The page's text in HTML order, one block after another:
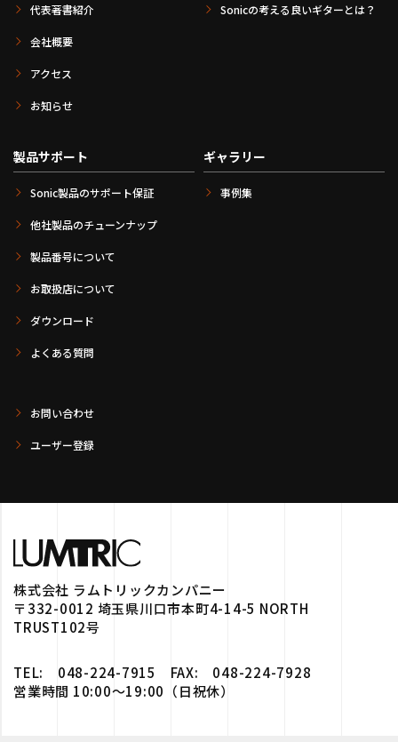
代表著書紹介
会社概要
アクセス
お知らせ
Sonicの考える良いギターとは？
製品サポート
Sonic製品のサポート保証
他社製品のチューンナップ
製品番号について
お取扱店について
ダウンロード
よくある質問
ギャラリー
事例集
お問い合わせ
ユーザー登録
株式会社 ラムトリックカンパニー
〒332-0012 埼玉県川口市本町4-14-5 NORTH
TRUST102号
TEL: 048-224-7915 FAX: 048-224-7928
営業時間 10:00～19:00（日祝休）